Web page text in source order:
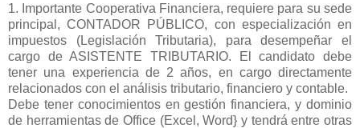
1. Importante Cooperativa Financiera, requiere para su sede
principal, CONTADOR PÚBLICO, con especialización en
impuestos (Legislación Tributaria), para desempeñar el
cargo de ASISTENTE TRIBUTARIO. El candidato debe
tener una experiencia de 2 años, en cargo directamente
relacionados con el análisis tributario, financiero y contable.
Debe tener conocimientos en gestión financiera, y dominio
de herramientas de Office (Excel, Word} y tendrá entre otras